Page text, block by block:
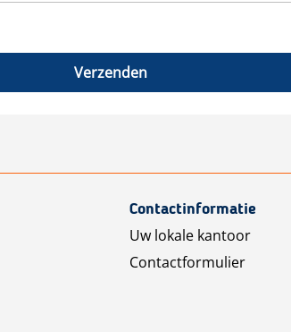
Verzenden
Contactinformatie
Uw lokale kantoor
Contactformulier